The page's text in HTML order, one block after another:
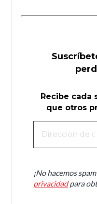
Recibe cada
que otros
¡No hacemos
privacidadpara